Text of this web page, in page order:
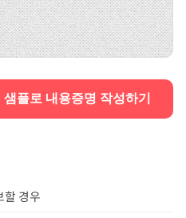
샘플로 내용증명 작성하기
할 경우